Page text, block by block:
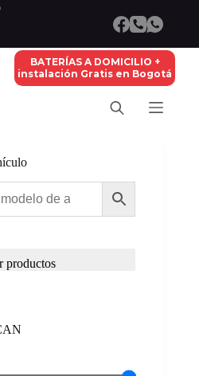
BATERÍAS A DOMICILIO +
instalación Gratis en Bogotá
productos